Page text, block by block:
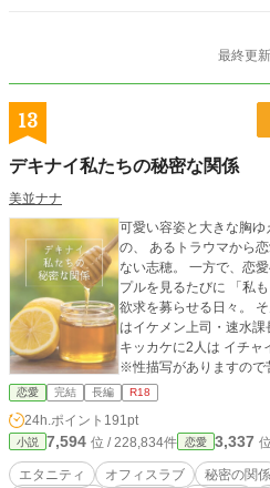
最終更
13
デキナイ私たちの秘密な関係
美並ナナ
可愛い容姿と大きな胸
の、 あるトラウマから
ない志穂。 一方で、恋愛への憧れはあり、 仲の良い同期カッ
プルを見るたびに 「私
欲求を募らせる日々。 そんなある日、ひょんなことから 志穂
はイケメン上司・速水課長
キッカケに2人は イチャ
※性描写がありますので苦
物語はフィクションです
空であり、実在のものとは関係
ブリスタ様にも掲載して
恋愛 完結 長編 R18
24h.ポイント 191pt
小説 7,594 位 / 228,834件 恋愛 3,337
エタニティ オフィスラブ 秘密の関係